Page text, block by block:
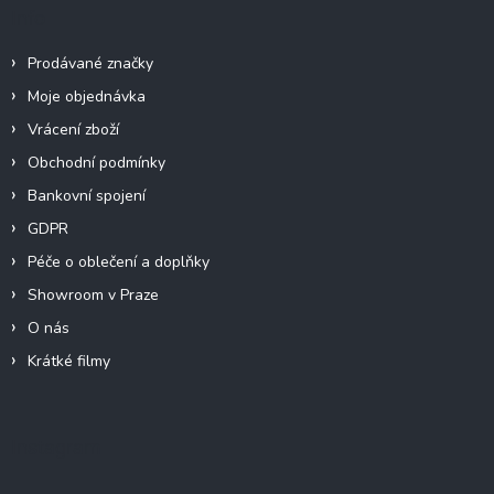
Prodávané značky
Moje objednávka
Vrácení zboží
Obchodní podmínky
Bankovní spojení
GDPR
Péče o oblečení a doplňky
Showroom v Praze
O nás
Krátké filmy